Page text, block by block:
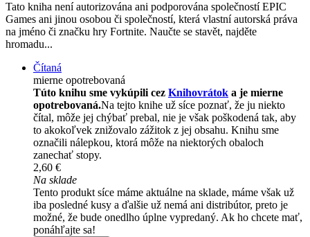
Tato kniha není autorizována ani podporována společností EPIC
Games ani jinou osobou či společností, která vlastní autorská práva
na jméno či značku hry Fortnite. Naučte se stavět, najděte
hromadu...
Čítaná
mierne opotrebovaná
Túto knihu sme vykúpili cez Knihovrátok a je mierne
opotrebovaná.Na tejto knihe už síce poznať, že ju niekto
čítal, môže jej chýbať prebal, nie je však poškodená tak, aby
to akokoľvek znižovalo zážitok z jej obsahu. Knihu sme
označili nálepkou, ktorá môže na niektorých obaloch
zanechať stopy.
2,60 €
Na sklade
Tento produkt síce máme aktuálne na sklade, máme však už
iba posledné kusy a ďalšie už nemá ani distribútor, preto je
možné, že bude onedlho úplne vypredaný. Ak ho chcete mať,
ponáhľajte sa!